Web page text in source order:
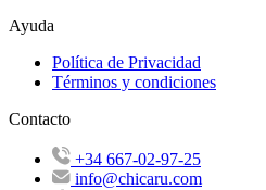
Ayuda
Política de Privacidad
Términos y condiciones
Contacto
+34 667-02-97-25
info@chicaru.com